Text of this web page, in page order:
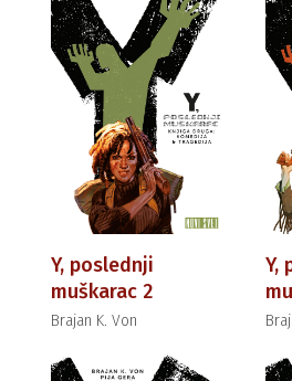
Y, poslednji
muškarac 2
Brajan K. Von
Y,